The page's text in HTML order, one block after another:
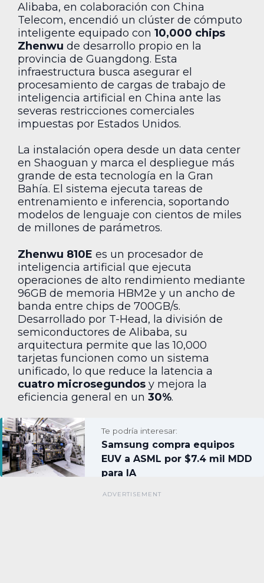
Alibaba, en colaboración con China
Telecom, encendió un clúster de cómputo
inteligente equipado con 10,000 chips
Zhenwu de desarrollo propio en la
provincia de Guangdong. Esta
infraestructura busca asegurar el
procesamiento de cargas de trabajo de
inteligencia artificial en China ante las
severas restricciones comerciales
impuestas por Estados Unidos.
La instalación opera desde un data center
en Shaoguan y marca el despliegue más
grande de esta tecnología en la Gran
Bahía. El sistema ejecuta tareas de
entrenamiento e inferencia, soportando
modelos de lenguaje con cientos de miles
de millones de parámetros.
Zhenwu 810E es un procesador de
inteligencia artificial que ejecuta
operaciones de alto rendimiento mediante
96GB de memoria HBM2e y un ancho de
banda entre chips de 700GB/s.
Desarrollado por T-Head, la división de
semiconductores de Alibaba, su
arquitectura permite que las 10,000
tarjetas funcionen como un sistema
unificado, lo que reduce la latencia a
cuatro microsegundos y mejora la
eficiencia general en un 30%.
Te podría interesar:
Samsung compra equipos
EUV a ASML por $7.4 mil MDD
para IA